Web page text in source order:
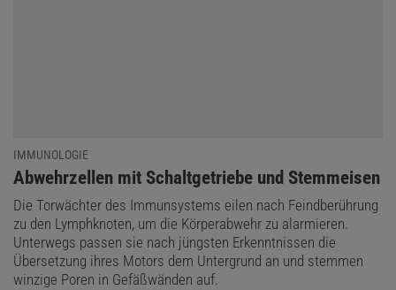
IMMUNOLOGIE
:
Abwehrzellen mit Schaltgetriebe und Stemmeisen
Die Torwächter des Immunsystems eilen nach Feindberührung
zu den Lymphknoten, um die Körperabwehr zu alarmieren.
Unterwegs passen sie nach jüngsten Erkenntnissen die
Übersetzung ihres Motors dem Untergrund an und stemmen
winzige Poren in Gefäßwänden auf.